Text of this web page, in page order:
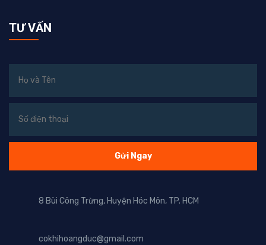
TƯ VẤN
8 Bùi Công Trừng, Huyện Hóc Môn, TP. HCM
cokhihoangduc@gmail.com